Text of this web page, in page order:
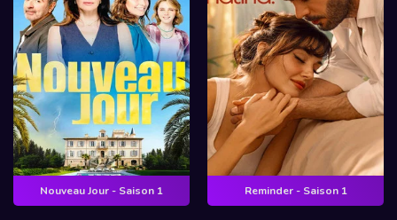
Nouveau Jour - Saison 1 Reminder - Saison 1